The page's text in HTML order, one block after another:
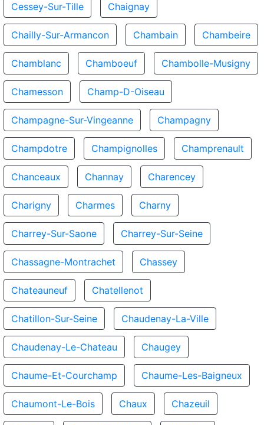
Cessey-Sur-Tille Chaignay
Chailly-Sur-Armancon Chambain Chambeire
Chamblanc Chamboeuf Chambolle-Musigny
Chamesson Champ-D-Oiseau
Champagne-Sur-Vingeanne Champagny
Champdotre Champignolles Champrenault
Chanceaux Channay Charencey
Charigny Charmes Charny
Charrey-Sur-Saone Charrey-Sur-Seine
Chassagne-Montrachet Chassey
Chateauneuf Chatellenot
Chatillon-Sur-Seine Chaudenay-La-Ville
Chaudenay-Le-Chateau Chaugey
Chaume-Et-Courchamp Chaume-Les-Baigneux
Chaumont-Le-Bois Chaux Chazeuil